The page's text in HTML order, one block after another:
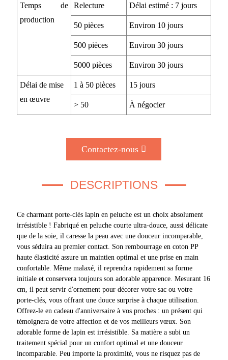
Temps de
production
Relecture Délai estimé : 7 jours
50 pièces Environ 10 jours
500 pièces Environ 30 jours
5000 pièces Environ 30 jours
Délai de mise
en œuvre
1 à 50 pièces 15 jours
> 50 À négocier
Contactez-nous
DESCRIPTIONS
Ce charmant porte-clés lapin en peluche est un choix absolument
irrésistible ! Fabriqué en peluche courte ultra-douce, aussi délicate
que de la soie, il caresse la peau avec une douceur incomparable,
vous séduira au premier contact. Son rembourrage en coton PP
haute élasticité assure un maintien optimal et une prise en main
confortable. Même malaxé, il reprendra rapidement sa forme
initiale et conservera toujours son adorable apparence. Mesurant 16
cm, il peut servir d'ornement pour décorer votre sac ou votre
porte-clés, vous offrant une douce surprise à chaque utilisation.
Offrez-le en cadeau d'anniversaire à vos proches : un présent qui
témoignera de votre affection et de vos meilleurs vœux. Son
adorable forme de lapin est irrésistible. Sa matière a subi un
traitement spécial pour un confort optimal et une douceur
incomparable. Peu importe la proximité, vous ne risquez pas de